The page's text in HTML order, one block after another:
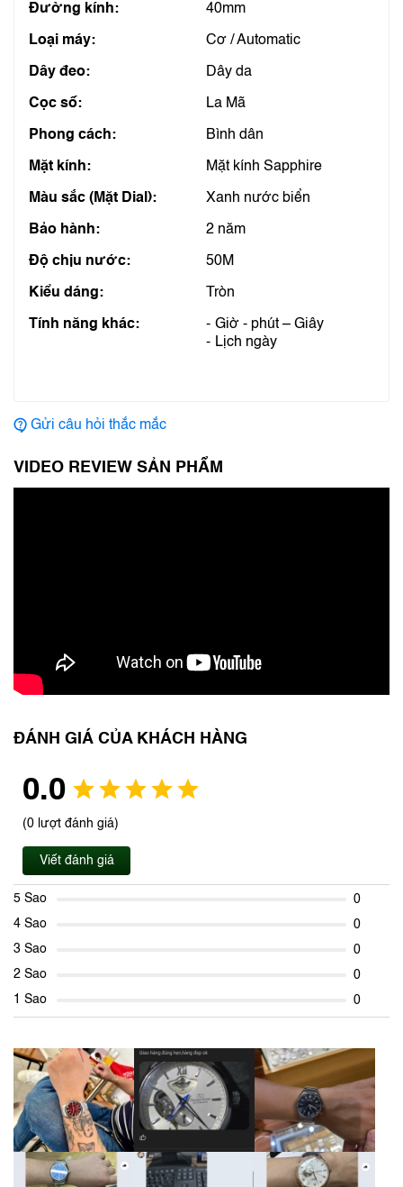
Đường kính: 40mm
Loại máy: Cơ / Automatic
Dây đeo: Dây da
Cọc số: La Mã
Phong cách: Bình dân
Mặt kính: Mặt kính Sapphire
Màu sắc (Mặt Dial): Xanh nước biển
Bảo hành: 2 năm
Độ chịu nước: 50M
Kiểu dáng: Tròn
Tính năng khác:
Giờ - phút – Giây
Lịch ngày
Gửi câu hỏi thắc mắc
VIDEO REVIEW SẢN PHẨM
ĐÁNH GIÁ CỦA KHÁCH HÀNG
0.0
(0 lượt đánh giá)
Viết đánh giá
5 Sao
0
4 Sao
0
3 Sao
0
2 Sao
0
1 Sao
0